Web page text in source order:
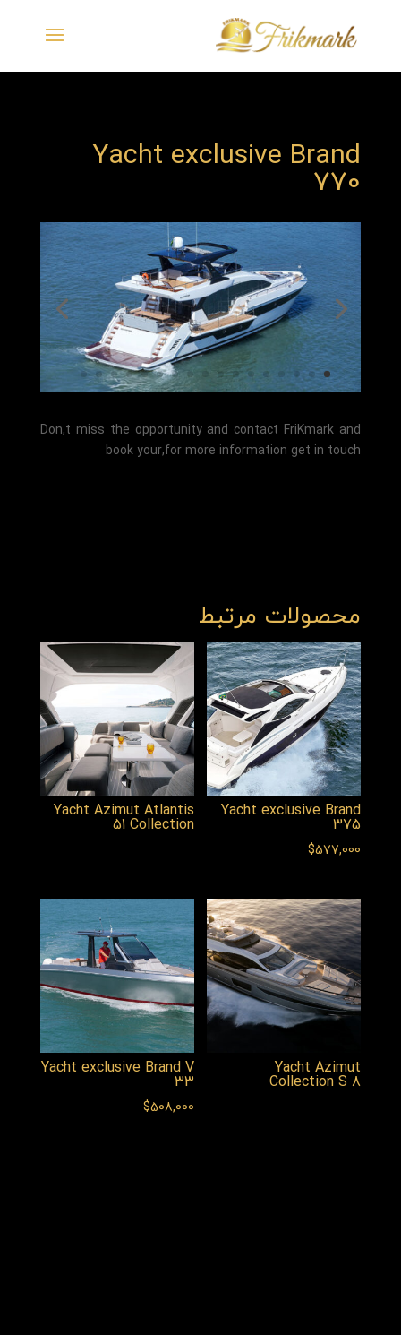
Yacht exclusive Brand
770
Don,t miss the opportunity and contact FriKmark and
book your,for more information get in touch
محصولات مرتبط
Yacht exclusive Brand
375
$577,000
Yacht Azimut Atlantis
51 Collection
Yacht Azimut
Collection S 8
Yacht exclusive Brand V
33
$508,000